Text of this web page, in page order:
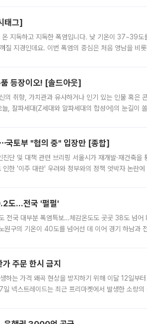
태그]
온 지독하고 지독한 폭염입니다. 낮 기온이 37~39도
질 지경인데요. 이번 폭염의 중심은 처음 영남을 비
등장이오! [솔드아웃]
의 취향, 가치관과 유사하거나 인기 있는 인물 혹은
, 잘파세대(Z세대와 알파세대의 합성어)의 눈길이
국토부 "협의 중" 입장만 [종합]
단 및 대책 관련 브리핑 서울시가 재개발·재건축을
한 '이주 대란' 우려와 정부와의 정책 엇박자 논란에
도…전국 '펄펄'
국 대부분 폭염특보…체감온도도 곳곳 38도 넘어
원구의 기온이 40도를 넘어선 데 이어 경기 하남과
주문 한시 금지
하는 가격 왜곡 현상을 방지하기 위해 이달 12일부
넥스트레이드는 최근 프리마켓에서 발생한 소량의